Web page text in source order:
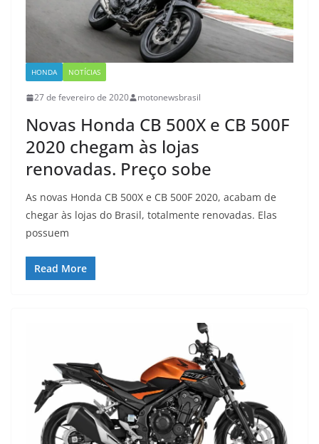
HONDA NOTÍCIAS
27 de fevereiro de 2020 motonewsbrasil
Novas Honda CB 500X e CB 500F
2020 chegam às lojas
renovadas. Preço sobe
As novas Honda CB 500X e CB 500F 2020, acabam de
chegar às lojas do Brasil, totalmente renovadas. Elas
possuem
Read More